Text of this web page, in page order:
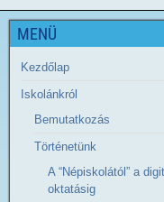
MENÜ
Kezdőlap
Iskolánkról
Bemutatkozás
Történetünk
A “Népiskolától” a
oktatásig